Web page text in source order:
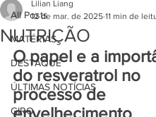
All Posts
MATÉRIAS
DESTAQUE
ÚLTIMAS NOTÍCIAS
GIRO
NUTRIÇÃO
Lilian Liang
12 de mar. de 2025 11 min de
O papel e a
do resveratrol no
processo de
envelhecimento